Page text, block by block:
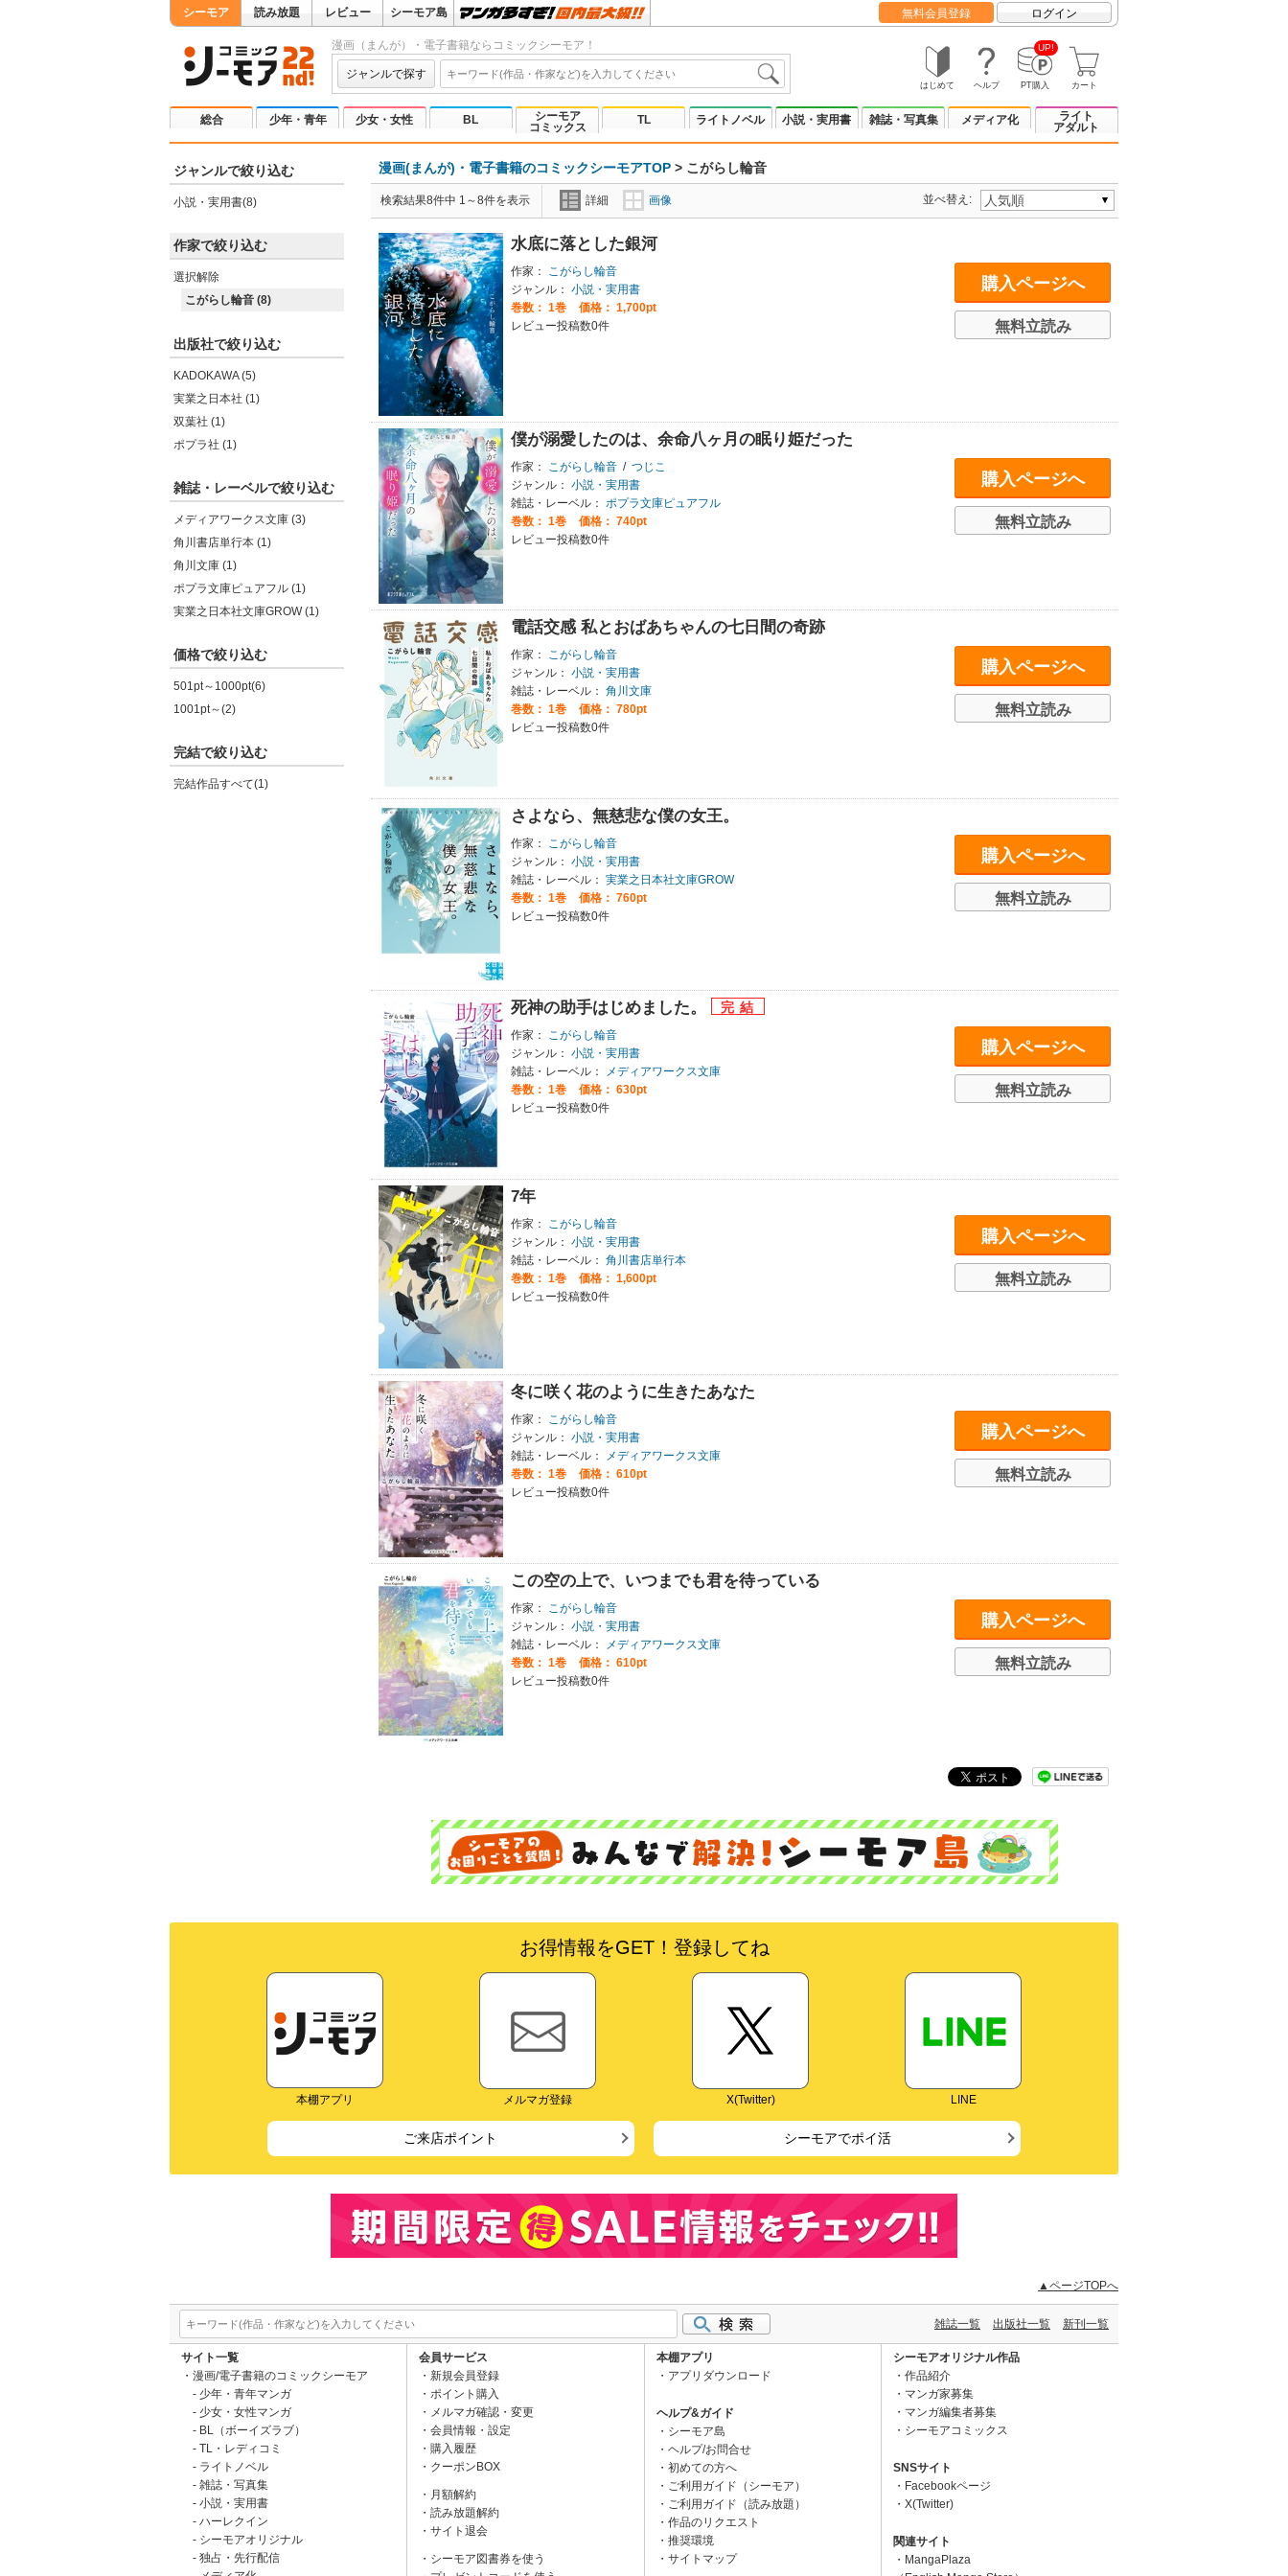
シーモア 読み放題 レビュー シーモア島 無料会員登録 ログイン
漫画（まんが）・電子書籍ならコミックシーモア！
ジャンルで探す
はじめて ヘルプ
UP!
PT購入 カート
総合 少年・青年 少女・女性 BL
シーモア
コミックス
TL ライトノベル 小説・実用書 雑誌・写真集 メディア化
ライト
アダルト
ジャンルで絞り込む
小説・実用書(8)
作家で絞り込む
選択解除
こがらし輪音 (8)
出版社で絞り込む
KADOKAWA (5)
実業之日本社 (1)
双葉社 (1)
ポプラ社 (1)
雑誌・レーベルで絞り込む
メディアワークス文庫 (3)
角川書店単行本 (1)
角川文庫 (1)
ポプラ文庫ピュアフル (1)
実業之日本社文庫GROW (1)
価格で絞り込む
501pt～1000pt(6)
1001pt～(2)
完結で絞り込む
完結作品すべて(1)
漫画(まんが)・電子書籍のコミックシーモアTOP > こがらし輪音
検索結果8件中 1～8件を表示 詳細 画像 並べ替え:
水底に落とした銀河
作家：
こがらし輪音
ジャンル： 小説・実用書
巻数： 1巻
価格： 1,700pt
レビュー投稿数0件
購入ページへ
無料立読み
僕が溺愛したのは、余命八ヶ月の眠り姫だった
作家： こがらし輪音 / つじこ
ジャンル： 小説・実用書
雑誌・レーベル：
ポプラ文庫ピュアフル
巻数： 1巻
価格： 740pt
レビュー投稿数0件
購入ページへ
無料立読み
電話交感 私とおばあちゃんの七日間の奇跡
作家：
こがらし輪音
ジャンル： 小説・実用書
雑誌・レーベル： 角川文庫
巻数： 1巻
価格： 780pt
レビュー投稿数0件
購入ページへ
無料立読み
さよなら、無慈悲な僕の女王。
作家：
こがらし輪音
ジャンル： 小説・実用書
雑誌・レーベル： 実業之日本社文庫GROW
巻数： 1巻
価格： 760pt
レビュー投稿数0件
購入ページへ
無料立読み
死神の助手はじめました。
作家：
こがらし輪音
ジャンル： 小説・実用書
雑誌・レーベル：
メディアワークス文庫
巻数： 1巻
価格： 630pt
レビュー投稿数0件
購入ページへ
無料立読み
7年
作家：
こがらし輪音
ジャンル： 小説・実用書
雑誌・レーベル： 角川書店単行本
巻数： 1巻
価格： 1,600pt
レビュー投稿数0件
購入ページへ
無料立読み
冬に咲く花のように生きたあなた
作家：
こがらし輪音
ジャンル： 小説・実用書
雑誌・レーベル：
メディアワークス文庫
巻数： 1巻
価格： 610pt
レビュー投稿数0件
購入ページへ
無料立読み
この空の上で、いつまでも君を待っている
作家：
こがらし輪音
ジャンル： 小説・実用書
雑誌・レーベル：
メディアワークス文庫
巻数： 1巻
価格： 610pt
レビュー投稿数0件
購入ページへ
無料立読み
お得情報をGET！登録してね
本棚アプリ メルマガ登録 X(Twitter) LINE
ご来店ポイント シーモアでポイ活
▲ページTOPへ
雑誌一覧 出版社一覧 新刊一覧
サイト一覧
漫画/電子書籍のコミックシーモア
少年・青年マンガ
少女・女性マンガ
BL（ボーイズラブ）
TL・レディコミ
ライトノベル
雑誌・写真集
小説・実用書
ハーレクイン
シーモアオリジナル
独占・先行配信
会員サービス
新規会員登録
ポイント購入
メルマガ確認・変更
会員情報・設定
購入履歴
クーポンBOX
月額解約
読み放題解約
サイト退会
シーモア図書券を使う
本棚アプリ
アプリダウンロード
ヘルプ&ガイド
シーモア島
ヘルプ/お問合せ
初めての方へ
ご利用ガイド（シーモア）
ご利用ガイド（読み放題）
作品のリクエスト
推奨環境
サイトマップ
シーモアオリジナル作品
作品紹介
マンガ家募集
マンガ編集者募集
シーモアコミックス
SNSサイト
Facebookページ
X(Twitter)
関連サイト
MangaPlaza